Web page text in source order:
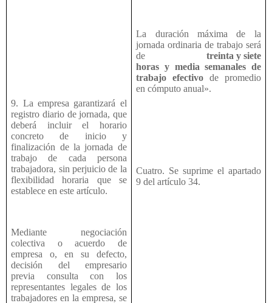
9. La empresa garantizará el
registro diario de jornada, que
deberá incluir el horario
concreto de inicio y
finalización de la jornada de
trabajo de cada persona
trabajadora, sin perjuicio de la
flexibilidad horaria que se
establece en este artículo.
Mediante negociación
colectiva o acuerdo de
empresa o, en su defecto,
decisión del empresario
previa consulta con los
representantes legales de los
trabajadores en la empresa, se
La duración máxima de la
jornada ordinaria de trabajo será
de treinta y siete
horas y media semanales de
trabajo efectivo de promedio
en cómputo anual».
Cuatro. Se suprime el apartado
9 del artículo 34.